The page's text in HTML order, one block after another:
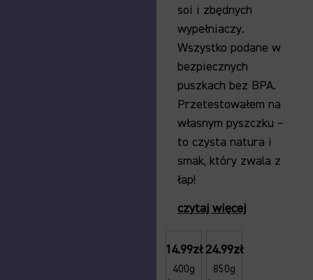
soi i zbędnych
wypełniaczy.
Wszystko podane w
bezpiecznych
puszkach bez BPA.
Przetestowałem na
własnym pyszczku –
to czysta natura i
smak, który zwala z
łap!
czytaj więcej
14.99zł
400g
24.99zł
850g